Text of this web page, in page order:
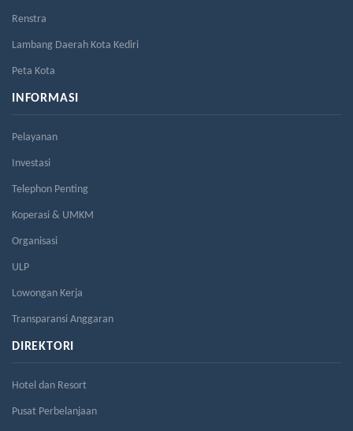
Renstra
Lambang Daerah Kota Kediri
Peta Kota
INFORMASI
Pelayanan
Investasi
Telephon Penting
Koperasi & UMKM
Organisasi
ULP
Lowongan Kerja
Transparansi Anggaran
DIREKTORI
Hotel dan Resort
Pusat Perbelanjaan